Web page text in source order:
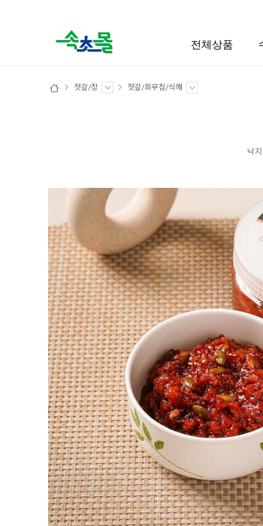
전체상품
젓갈/장 젓갈/회무침/식해
낙